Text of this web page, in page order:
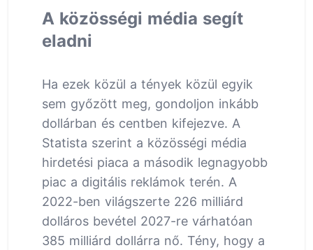
A közösségi média segít
eladni
Ha ezek közül a tények közül egyik
sem győzött meg, gondoljon inkább
dollárban és centben kifejezve. A
Statista szerint a közösségi média
hirdetési piaca a második legnagyobb
piac a digitális reklámok terén. A
2022-ben világszerte 226 milliárd
dolláros bevétel 2027-re várhatóan
385 milliárd dollárra nő. Tény, hogy a